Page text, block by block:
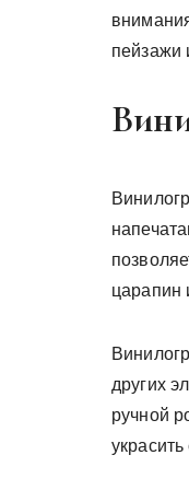
пейзажи
царапин
других
ручной